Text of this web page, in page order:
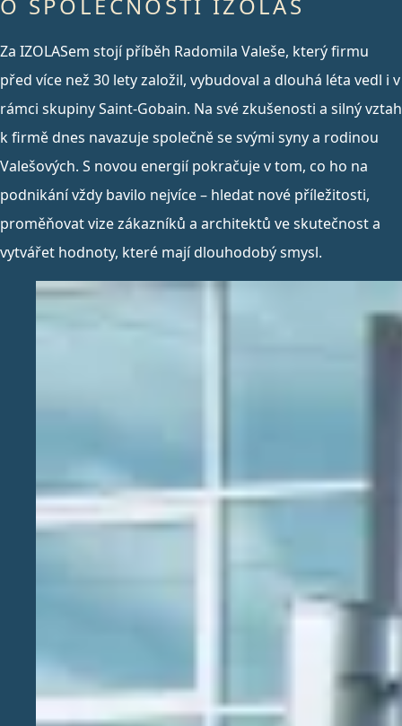
Za IZOLASem stojí příběh Radomila Valeše, který firmu
před více než 30 lety založil, vybudoval a dlouhá léta vedl i v
rámci skupiny Saint-Gobain. Na své zkušenosti a silný vztah
k firmě dnes navazuje společně se svými syny a rodinou
Valešových. S novou energií pokračuje v tom, co ho na
podnikání vždy bavilo nejvíce – hledat nové příležitosti,
proměňovat vize zákazníků a architektů ve skutečnost a
vytvářet hodnoty, které mají dlouhodobý smysl.